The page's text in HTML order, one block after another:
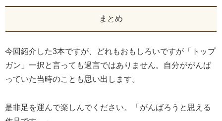
まとめ
今回紹介した3本ですが、どれもおもしろいですが「トップ
ガン」一択と言っても過言ではありません。自分ががんば
っていた当時のことも思い出します。
是非足を運んで楽しんでください。「がんばろうと思える